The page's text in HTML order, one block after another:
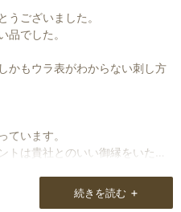
うございました。
品でした。
かもウラ表がわからない刺し方
ています。
トは貴社とのいい御縁をいただ
続きを読む +